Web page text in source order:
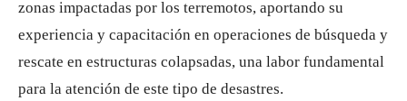
zonas impactadas por los terremotos, aportando su
experiencia y capacitación en operaciones de búsqueda y
rescate en estructuras colapsadas, una labor fundamental
para la atención de este tipo de desastres.